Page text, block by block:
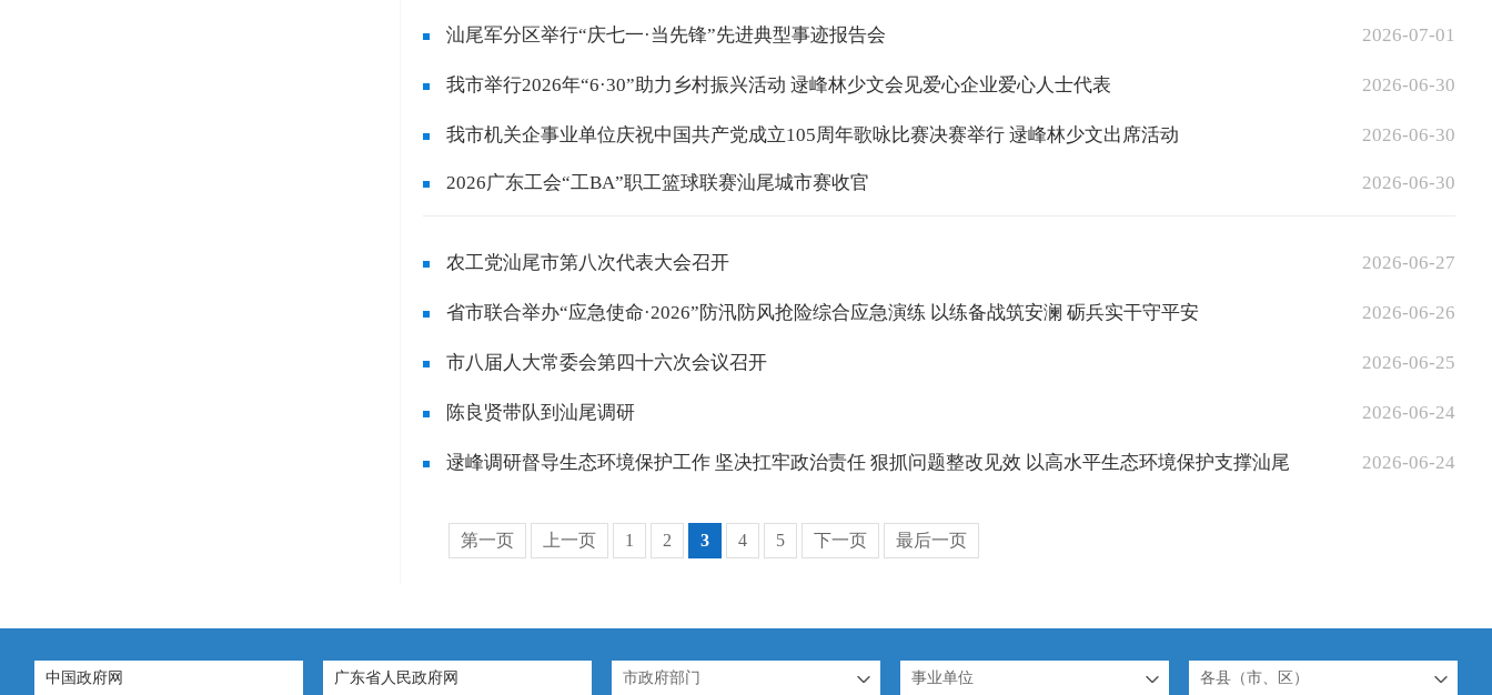
安...
汕尾军分区举行“庆七一·当先锋”先进典型事迹报告会 2026-07-01
我市举行2026年“6·30”助力乡村振兴活动 逯峰林少文会见爱心企业爱心人士代表 2026-06-30
我市机关企事业单位庆祝中国共产党成立105周年歌咏比赛决赛举行 逯峰林少文出席活动 2026-06-30
2026广东工会“工BA”职工篮球联赛汕尾城市赛收官 2026-06-30
农工党汕尾市第八次代表大会召开 2026-06-27
省市联合举办“应急使命·2026”防汛防风抢险综合应急演练 以练备战筑安澜 砺兵实干守平安 2026-06-26
市八届人大常委会第四十六次会议召开 2026-06-25
陈良贤带队到汕尾调研 2026-06-24
逯峰调研督导生态环境保护工作 坚决扛牢政治责任 狠抓问题整改见效 以高水平生态环境保护支撑汕尾 2026-06-24
第一页 上一页 1 2 3 4 5 下一页 最后一页
中国政府网 广东省人民政府网 市政府部门 事业单位 各县（市、区）